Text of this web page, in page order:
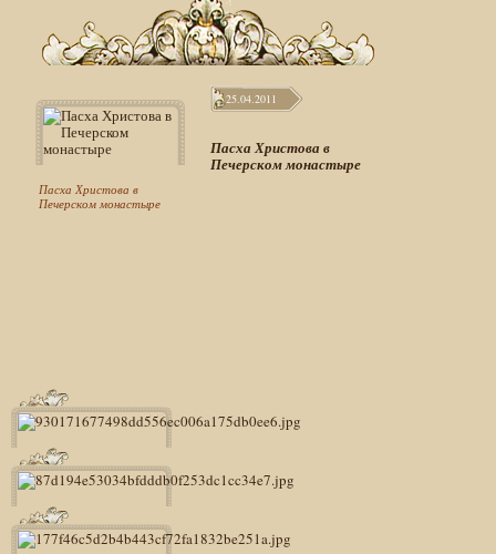
Пасха Христова в
Печерском монастыре
25.04.2011
Пасха Христова в
Печерском монастыре